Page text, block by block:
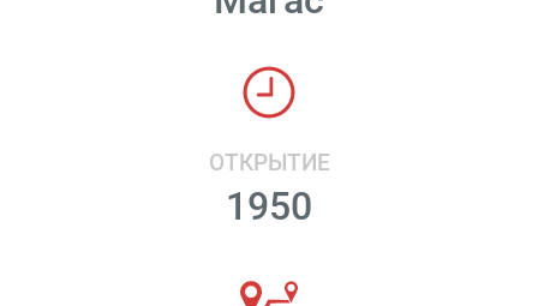
ОТКРЫТИЕ
1950